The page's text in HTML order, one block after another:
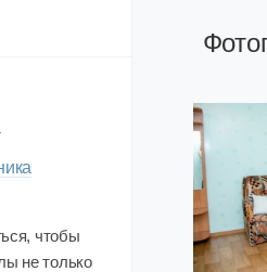
чтобы
не только